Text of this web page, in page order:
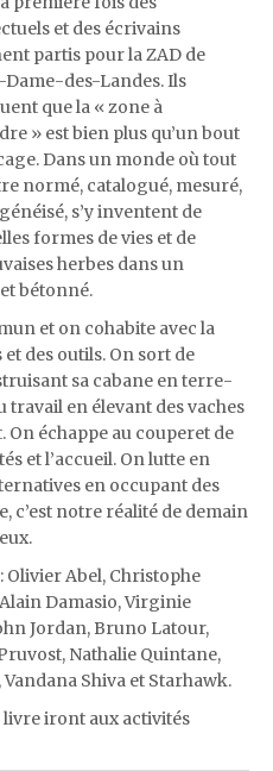
et des écrivains
partis pour la ZAD de
des-Landes. Ils
que la « zone à
» est bien plus qu’un bout
Dans un monde où tout
normé, catalogué, mesuré,
s’y inventent de
formes de vies et de
herbes dans un
bétonné.
et on cohabite avec la
des outils. On sort de
sa cabane en terre-
travail en élevant des vaches
échappe au couperet de
et l’accueil. On lutte en
en occupant des
c’est notre réalité de demain
Abel, Christophe
Damasio, Virginie
Jordan, Bruno Latour,
Nathalie Quintane,
Shiva et Starhawk.
livre iront aux activités